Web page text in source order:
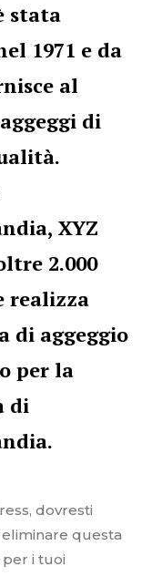
stata
1971 e da
al
di
XYZ
2.000
realizza
di aggeggio
per la
di
dovresti
questa
i tuoi